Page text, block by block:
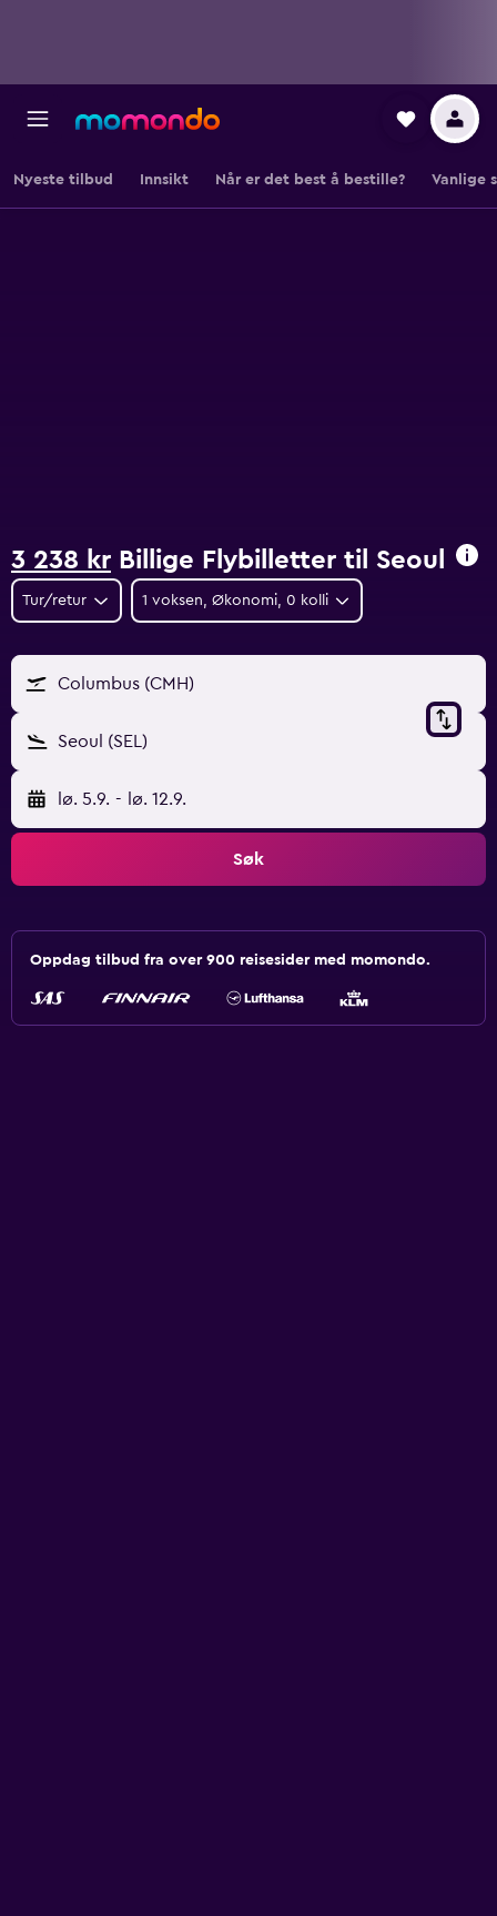
Nyeste tilbud Innsikt Når er det best å bestille? Vanlige
3 238 kr Billige Flybilletter til Seoul
Tur/retur 1 voksen, Økonomi, 0 kolli
Columbus (CMH)
Seoul (SEL)
lø. 5.9. - lø. 12.9.
Søk
Oppdag tilbud fra over 900 reisesider med momondo.